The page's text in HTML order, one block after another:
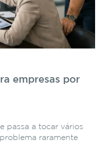
empresas por
passa a tocar vários
raramente